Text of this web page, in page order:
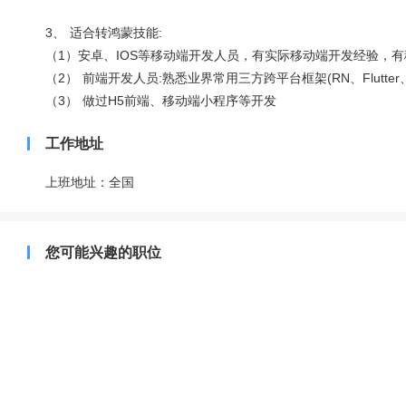
3、 适合转鸿蒙技能:
（1）安卓、IOS等移动端开发人员，有实际移动端开发经验，
（2） 前端开发人员:熟悉业界常用三方跨平台框架(RN、Flutter
（3） 做过H5前端、移动端小程序等开发
工作地址
上班地址：全国
您可能兴趣的职位